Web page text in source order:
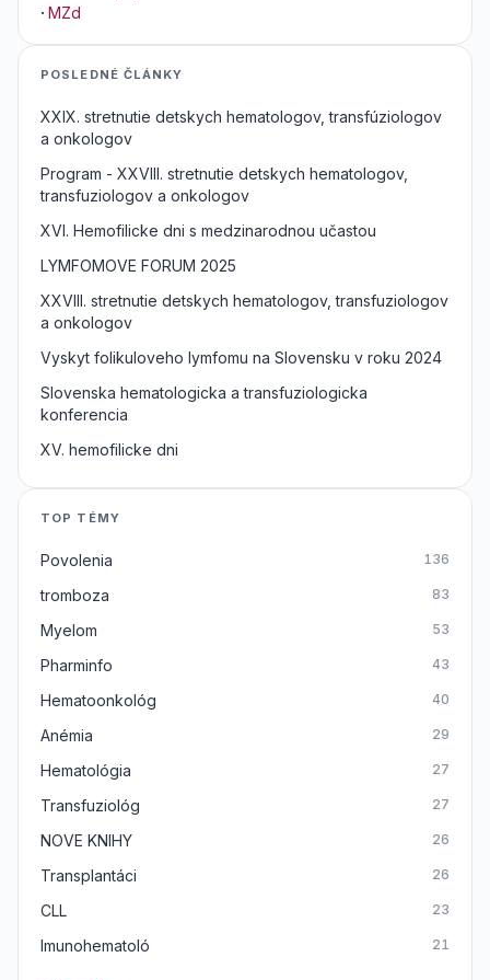
· MZd
POSLEDNÉ ČLÁNKY
XXIX. stretnutie detskych hematologov, transfúziologov
a onkologov
Program - XXVIII. stretnutie detskych hematologov,
transfuziologov a onkologov
XVI. Hemofilicke dni s medzinarodnou učastou
LYMFOMOVE FORUM 2025
XXVIII. stretnutie detskych hematologov, transfuziologov
a onkologov
Vyskyt folikuloveho lymfomu na Slovensku v roku 2024
Slovenska hematologicka a transfuziologicka
konferencia
XV. hemofilicke dni
TOP TÉMY
Povolenia 136
tromboza 83
Myelom 53
Pharminfo 43
Hematoonkológ 40
Anémia 29
Hematológia 27
Transfuziológ 27
NOVE KNIHY 26
Transplantáci 26
CLL 23
Imunohematoló 21